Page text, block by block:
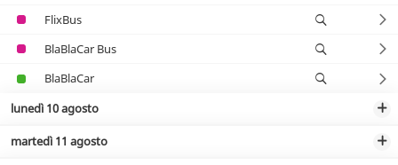
FlixBus
BlaBlaCar Bus
BlaBlaCar
lunedì 10 agosto
martedì 11 agosto